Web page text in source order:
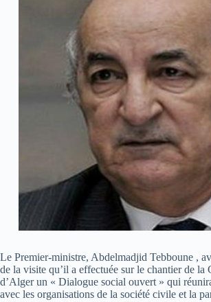
Le Premier-ministre, Abdelmadjid Tebboune ,
de la visite qu’il a effectuée sur le chantier de la
d’Alger un « Dialogue social ouvert » qui
avec les organisations de la société civile et la